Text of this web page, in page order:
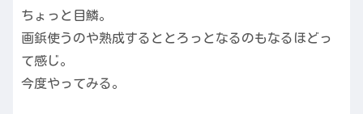
ちょっと目鱗。
画鋲使うのや熟成するととろっとなるのもなるほどっ
て感じ。
今度やってみる。